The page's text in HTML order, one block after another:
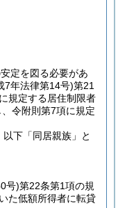
定を図る必要があ
7年法律第14号)第21
規定する居住制限者
、令附則第7項に規定
下「同居親族」と
号)第22条第1項の規
た低額所得者に転貸